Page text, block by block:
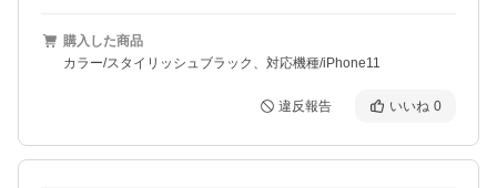
購入した商品
カラー/スタイリッシュブラック、対応機種/iPhone11
違反報告 いいね 0